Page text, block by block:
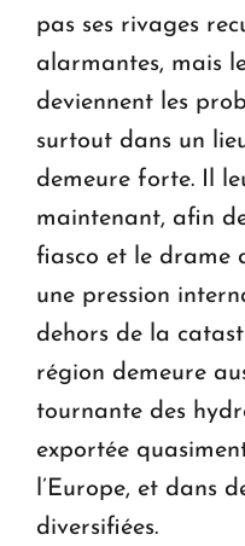
pas ses rivages
alarmantes, mais
deviennent les
surtout dans un
demeure forte. Il
maintenant, afin
fiasco et le drame
une pression
dehors de la
région demeure
tournante des
exportée
l’Europe, et dans
diversifiées.